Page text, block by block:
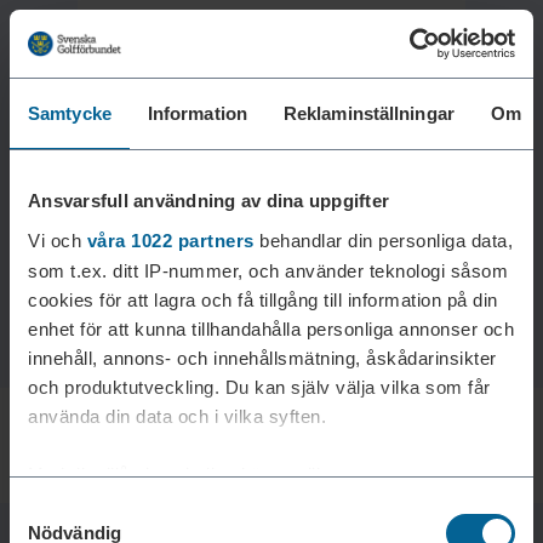
Samtycke Information Reklaminställningar Om
Ansvarsfull användning av dina uppgifter
Vi och våra 1022 partners behandlar din personliga data,
som t.ex. ditt IP-nummer, och använder teknologi såsom
cookies för att lagra och få tillgång till information på din
enhet för att kunna tillhandahålla personliga annonser och
innehåll, annons- och innehållsmätning, åskådarinsikter
och produktutveckling. Du kan själv välja vilka som får
använda din data och i vilka syften.
Med din tillåtelse skulle vi även vilja:
kan ha en noggrannhet på upp till flera meter
Nödvändig
Laddar reklam...